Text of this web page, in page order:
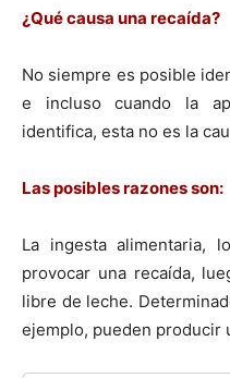
¿Qué causa una recaí­da?
No siempre es posible
e incluso cuando la
identifica, esta no es la
Las posibles razones son:
La ingesta alimentaria,
provocar una recaí­da,
libre de leche.
ejemplo, pueden producir